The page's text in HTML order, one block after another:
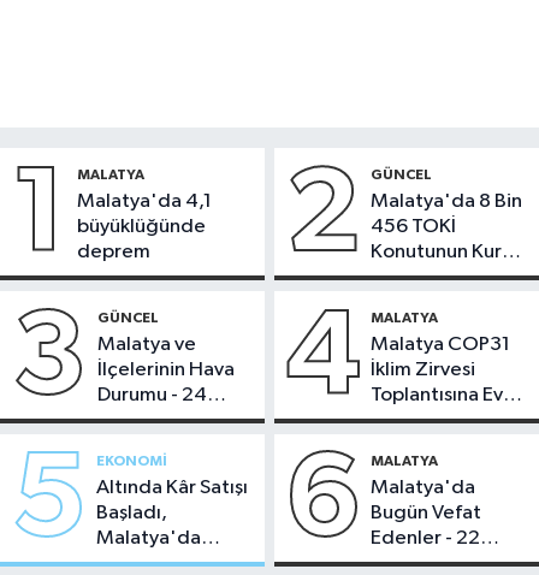
1 MALATYA
Malatya'da 4,1
büyüklüğünde
deprem
2 GÜNCEL
Malatya'da 8 Bin
456 TOKİ
Konutunun Kurası
Bugün Çekiliyor
3 GÜNCEL
Malatya ve
İlçelerinin Hava
Durumu - 24
Temmuz 2026
4 MALATYA
Malatya COP31
İklim Zirvesi
Toplantısına Ev
Sahipliği Yaptı
5 EKONOMI
Altında Kâr Satışı
Başladı,
Malatya'da
Makas Ne
6 MALATYA
Malatya'da
Bugün Vefat
Edenler - 22
Temmuz 2026